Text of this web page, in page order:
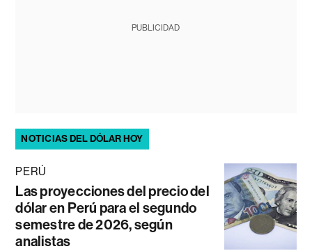
PUBLICIDAD
NOTICIAS DEL DÓLAR HOY
PERÚ
Las proyecciones del precio del
dólar en Perú para el segundo
semestre de 2026, según
analistas